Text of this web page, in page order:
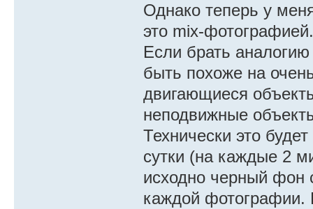
Однако теперь у
это mix-фотографией.
Если брать
быть похоже на
двигающиеся
неподвижные
Технически это
сутки (на каждые 2
исходно черный фон
каждой фотографии.